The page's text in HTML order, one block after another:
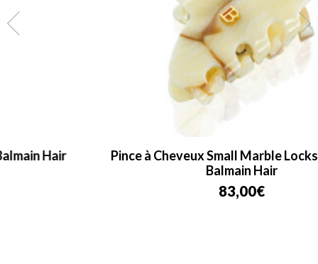
Pince à Cheveux Small Marble Locks of Gold –